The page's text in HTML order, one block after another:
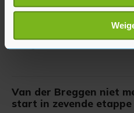
scannen op specifieke
Lees meer over hoe uw
verwerkt en stel uw
U kunt uw toestemming op
Met cookies werkt onze
bezoek makkelijker en
Van der Breggen niet
start in zevende etappe